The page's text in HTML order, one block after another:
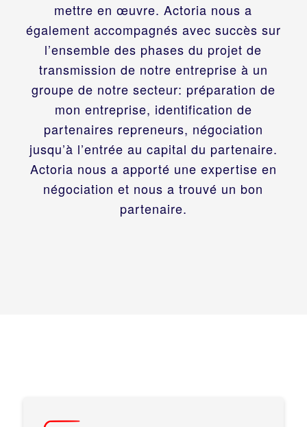
mettre en œuvre. Actoria nous a
également accompagnés avec succès sur
l’ensemble des phases du projet de
transmission de notre entreprise à un
groupe de notre secteur: préparation de
mon entreprise, identification de
partenaires repreneurs, négociation
jusqu’à l’entrée au capital du partenaire.
Actoria nous a apporté une expertise en
négociation et nous a trouvé un bon
partenaire.